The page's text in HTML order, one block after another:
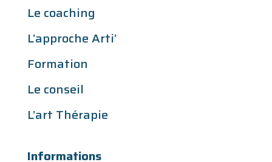
Le coaching
L’approche Arti’
Formation
Le conseil
L’art Thérapie
Informations